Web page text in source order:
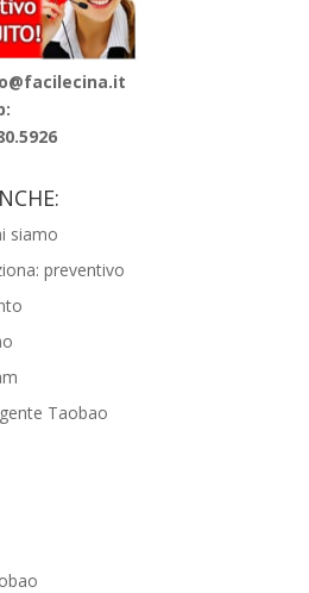
siamo
preventivo
Taobao